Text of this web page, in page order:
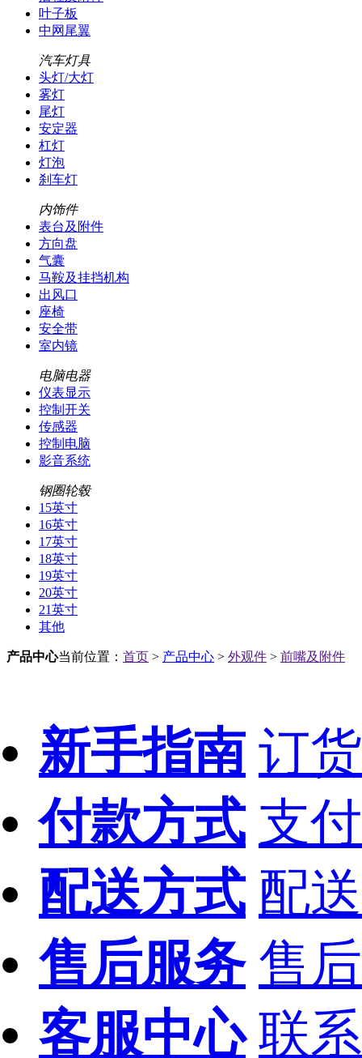
叶子板
中网尾翼
汽车灯具
头灯/大灯
雾灯
尾灯
安定器
杠灯
灯泡
刹车灯
内饰件
表台及附件
方向盘
气囊
马鞍及挂挡机构
出风口
座椅
安全带
室内镜
电脑电器
仪表显示
控制开关
传感器
控制电脑
影音系统
钢圈轮毂
15英寸
16英寸
17英寸
18英寸
19英寸
20英寸
21英寸
其他
产品中心当前位置： 首页 > 产品中心 > 外观件 > 前嘴及附件
新手指南 订
付款方式 支
配送方式 配
售后服务 售
客服中心 联